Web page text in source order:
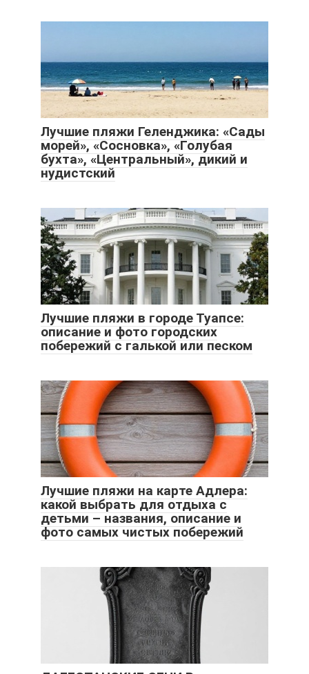
Лучшие пляжи Геленджика: «Сады
морей», «Сосновка», «Голубая
бухта», «Центральный», дикий и
нудистский
Лучшие пляжи в городе Туапсе:
описание и фото городских
побережий с галькой или песком
Лучшие пляжи на карте Адлера:
какой выбрать для отдыха с
детьми – названия, описание и
фото самых чистых побережий